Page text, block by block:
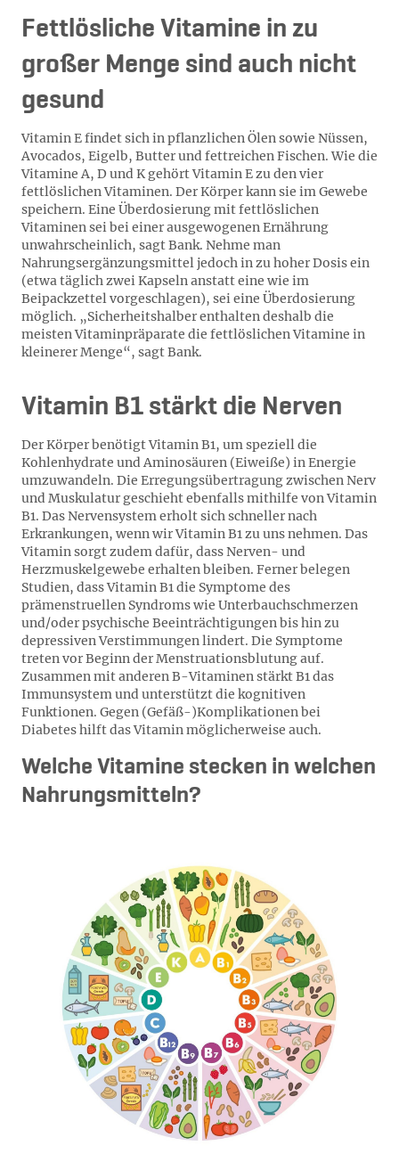
Fettlösliche Vitamine in zu
großer Menge sind auch nicht
gesund
Vitamin E findet sich in pflanzlichen Ölen sowie Nüssen,
Avocados, Eigelb, Butter und fettreichen Fischen. Wie die
Vitamine A, D und K gehört Vitamin E zu den vier
fettlöslichen Vitaminen. Der Körper kann sie im Gewebe
speichern. Eine Überdosierung mit fettlöslichen
Vitaminen sei bei einer ausgewogenen Ernährung
unwahrscheinlich, sagt Bank. Nehme man
Nahrungsergänzungsmittel jedoch in zu hoher Dosis ein
(etwa täglich zwei Kapseln anstatt eine wie im
Beipackzettel vorgeschlagen), sei eine Überdosierung
möglich. „Sicherheitshalber enthalten deshalb die
meisten Vitaminpräparate die fettlöslichen Vitamine in
kleinerer Menge“, sagt Bank.
Vitamin B1 stärkt die Nerven
Der Körper benötigt Vitamin B1, um speziell die
Kohlenhydrate und Aminosäuren (Eiweiße) in Energie
umzuwandeln. Die Erregungsübertragung zwischen Nerv
und Muskulatur geschieht ebenfalls mithilfe von Vitamin
B1. Das Nervensystem erholt sich schneller nach
Erkrankungen, wenn wir Vitamin B1 zu uns nehmen. Das
Vitamin sorgt zudem dafür, dass Nerven- und
Herzmuskelgewebe erhalten bleiben. Ferner belegen
Studien, dass Vitamin B1 die Symptome des
prämenstruellen Syndroms wie Unterbauchschmerzen
und/oder psychische Beeinträchtigungen bis hin zu
depressiven Verstimmungen lindert. Die Symptome
treten vor Beginn der Menstruationsblutung auf.
Zusammen mit anderen B-Vitaminen stärkt B1 das
Immunsystem und unterstützt die kognitiven
Funktionen. Gegen (Gefäß-)Komplikationen bei
Diabetes hilft das Vitamin möglicherweise auch.
Welche Vitamine stecken in welchen
Nahrungsmitteln?